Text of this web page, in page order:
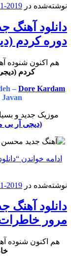
نوشته‌شده در 2019-11-30
دانلود آهنگ
دوره کردم
هم اکنون شنوده
کردم
– Dore Kardam
موزیک جدید و
(دیجی آر
ادامه خواندن
نوشته‌شده در 2019-11-09
دانلود آهنگ
مرور
هم اکنون شنوده